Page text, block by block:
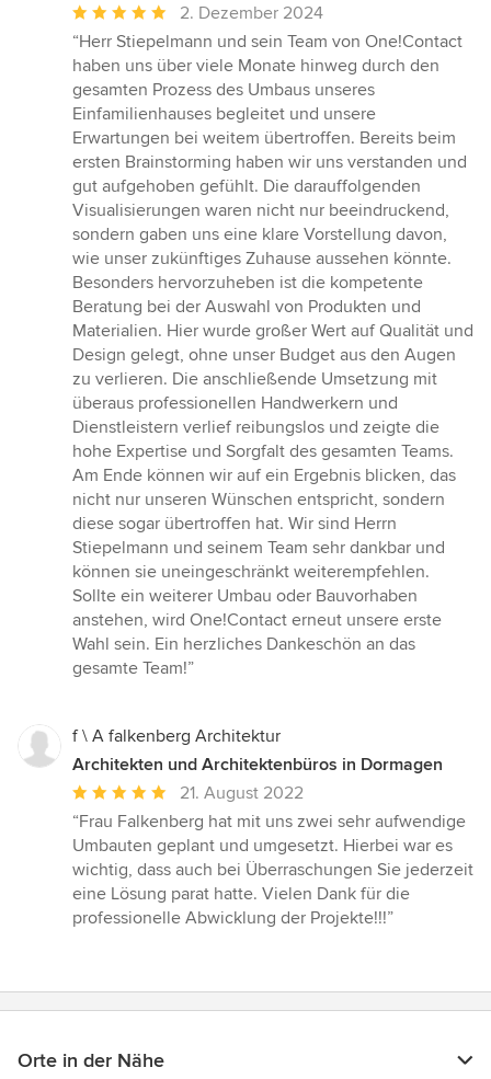
Durchschnittliche
Bewertung:
5
von
5
Sternen
2. Dezember 2024
“Herr Stiepelmann und sein Team von One!Contact
haben uns über viele Monate hinweg durch den
gesamten Prozess des Umbaus unseres
Einfamilienhauses begleitet und unsere
Erwartungen bei weitem übertroffen. Bereits beim
ersten Brainstorming haben wir uns verstanden und
gut aufgehoben gefühlt. Die darauffolgenden
Visualisierungen waren nicht nur beeindruckend,
sondern gaben uns eine klare Vorstellung davon,
wie unser zukünftiges Zuhause aussehen könnte.
Besonders hervorzuheben ist die kompetente
Beratung bei der Auswahl von Produkten und
Materialien. Hier wurde großer Wert auf Qualität und
Design gelegt, ohne unser Budget aus den Augen
zu verlieren. Die anschließende Umsetzung mit
überaus professionellen Handwerkern und
Dienstleistern verlief reibungslos und zeigte die
hohe Expertise und Sorgfalt des gesamten Teams.
Am Ende können wir auf ein Ergebnis blicken, das
nicht nur unseren Wünschen entspricht, sondern
diese sogar übertroffen hat. Wir sind Herrn
Stiepelmann und seinem Team sehr dankbar und
können sie uneingeschränkt weiterempfehlen.
Sollte ein weiterer Umbau oder Bauvorhaben
anstehen, wird One!Contact erneut unsere erste
Wahl sein. Ein herzliches Dankeschön an das
gesamte Team!”
f \ A falkenberg Architektur
Architekten und Architektenbüros in Dormagen
Durchschnittliche
Bewertung:
5
von
5
Sternen
21. August 2022
“Frau Falkenberg hat mit uns zwei sehr aufwendige
Umbauten geplant und umgesetzt. Hierbei war es
wichtig, dass auch bei Überraschungen Sie jederzeit
eine Lösung parat hatte. Vielen Dank für die
professionelle Abwicklung der Projekte!!!”
Orte in der Nähe